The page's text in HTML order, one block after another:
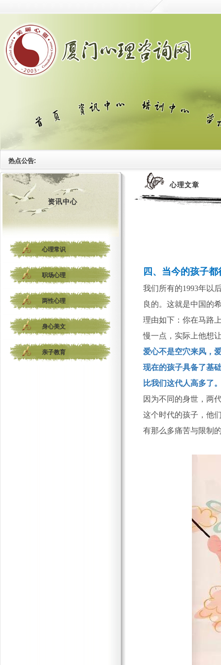
热点公告:
资讯中心
心理常识
职场心理
两性心理
身心美文
亲子教育
心理文章
四、 当今的孩子都
我们所有的1993年以
良的。这就是中国的
理由如下：你在马路
慢一点，实际上他想
爱心不是空穴来风，
现在的孩子具备了基
比我们这代人高多了
因为不同的身世，两
这个时代的孩子，他
有那么多痛苦与限制